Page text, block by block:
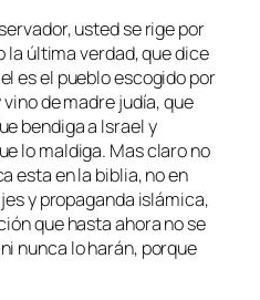
usted se rige por
la última verdad, que dice
es el pueblo escogido por
vino de madre judía, que
bendiga a Israel y
lo maldiga. Mas claro no
esta en la biblia, no en
y propaganda islámica,
que hasta ahora no se
nunca lo harán, porque